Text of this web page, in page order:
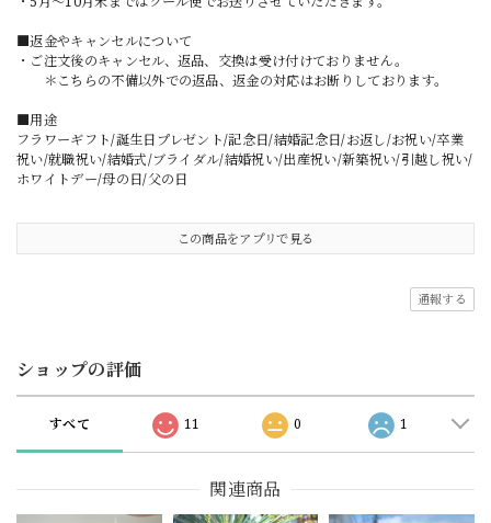
■返金やキャンセルについて
・ご注文後のキャンセル、返品、交換は受け付けておりません。
＊こちらの不備以外での返品、返金の対応はお断りしております。
■用途
フラワーギフト/誕生日プレゼント/記念日/結婚記念日/お返し/お祝い/卒業
祝い/就職祝い/結婚式/ブライダル/結婚祝い/出産祝い/新築祝い/引越し祝い/
ホワイトデー/母の日/父の日
この商品をアプリで見る
通報する
ショップの評価
すべて 11 0 1
関連商品